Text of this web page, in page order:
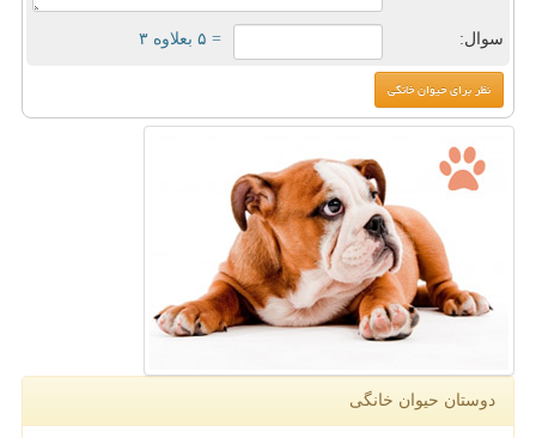
سوال: = ۵ بعلاوه ۳
دوستان حیوان خانگی